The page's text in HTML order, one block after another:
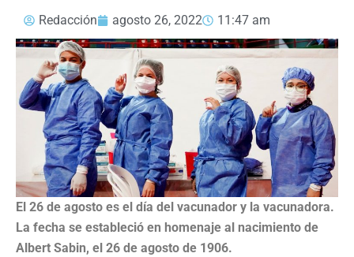
Redacción
agosto 26, 2022 11:47 am
El 26 de agosto es el día del vacunador y la vacunadora.
La fecha se estableció en homenaje al nacimiento de
Albert Sabin, el 26 de agosto de 1906.